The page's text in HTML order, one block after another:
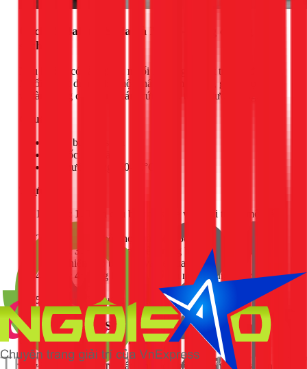
Cách 2: Baking Soda và Muối - Tăng cường làm
sạch
Nếu không có sẵn giấm, muối ăn cũng là một trợ thủ đắc lực.
Muối có tác dụng như một chất mài mòn nhẹ, giúp "cọ xát"
và làm bong các mảng bám cứng đầu trong đường ống.
Chuẩn bị:
1 cốc baking soda
1/2 cốc muối ăn
Ấm nước nóng (60-70°C)
Thực hiện:
Bước 1:
Trộn đều baking soda và muối trong một cái
Đổ hỗn hợp này vào bồn cầu.
Bước 3:
Để hỗn hợp yên trong bồn cầu. Tốt nhất là
thực hiện vào buổi tối và để qua đêm.
Bước 4:
Sáng hôm sau, đổ ấm nước nóng vào để rửa
trôi mọi thứ.
Xả nước và kiểm tra kết quả.
Cách 3: Baking Soda và Nước nóng - Giải pháp
cho trường hợp nhẹ nhất
Đây là cách đơn giản nhất, phù hợp khi bạn nhận thấy bồn